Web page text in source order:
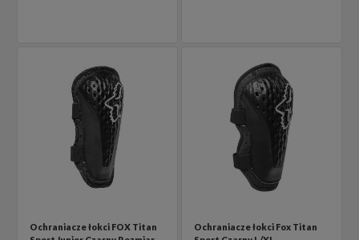
Ochraniacze łokci FOX Titan
Ochraniacze łokci Fox Titan